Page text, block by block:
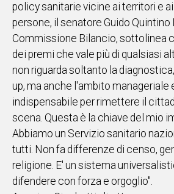
policy sanitarie vicine ai territori e
persone, il senatore Guido Quintino
Commissione Bilancio, sottolinea
dei premi che vale più di qualsiasi
non riguarda soltanto la
up, ma anche l'ambito manageriale
indispensabile per rimettere il
scena. Questa è la chiave del mio
Abbiamo un Servizio sanitario
tutti. Non fa differenze di censo,
religione. E' un sistema
difendere con forza e orgoglio".